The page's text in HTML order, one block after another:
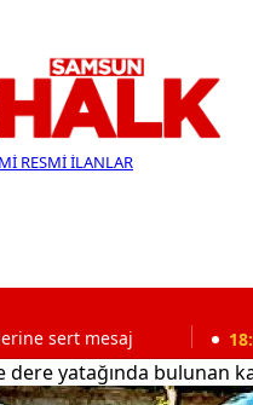
RESMİ İLANLAR
18:48
dere yatağında bulunan